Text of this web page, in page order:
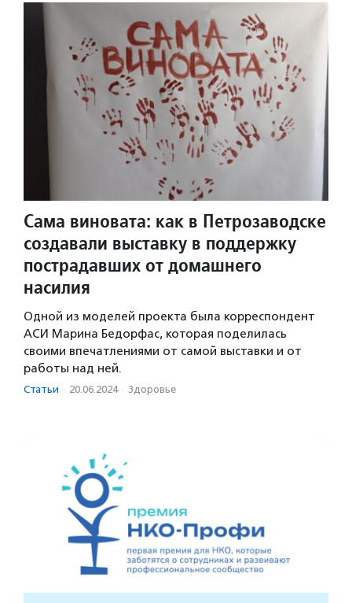
Сама виновата: как в Петрозаводске
создавали выставку в поддержку
пострадавших от домашнего
насилия
Одной из моделей проекта была корреспондент
АСИ Марина Бедорфас, которая поделилась
своими впечатлениями от самой выставки и от
работы над ней.
Статьи · 20.06.2024 · Здоровье